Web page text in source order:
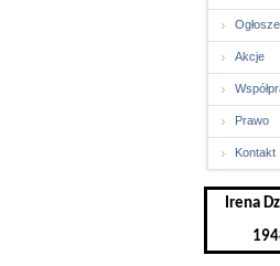
Akcje
Prawo
Kontakt
Irena